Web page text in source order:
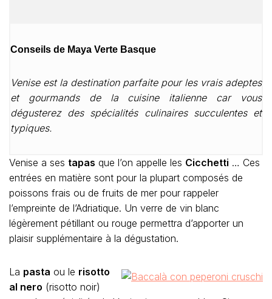
Conseils de Maya Verte Basque
Venise est la destination parfaite pour les vrais adeptes
et gourmands de la cuisine italienne car vous
dégusterez des spécialités culinaires succulentes et
typiques.
Venise a ses tapas que l’on appelle les Cicchetti … Ces
entrées en matière sont pour la plupart composés de
poissons frais ou de fruits de mer pour rappeler
l’empreinte de l’Adriatique. Un verre de vin blanc
légèrement pétillant ou rouge permettra d’apporter un
plaisir supplémentaire à la dégustation.
La pasta ou le risotto
al nero (risotto noir)